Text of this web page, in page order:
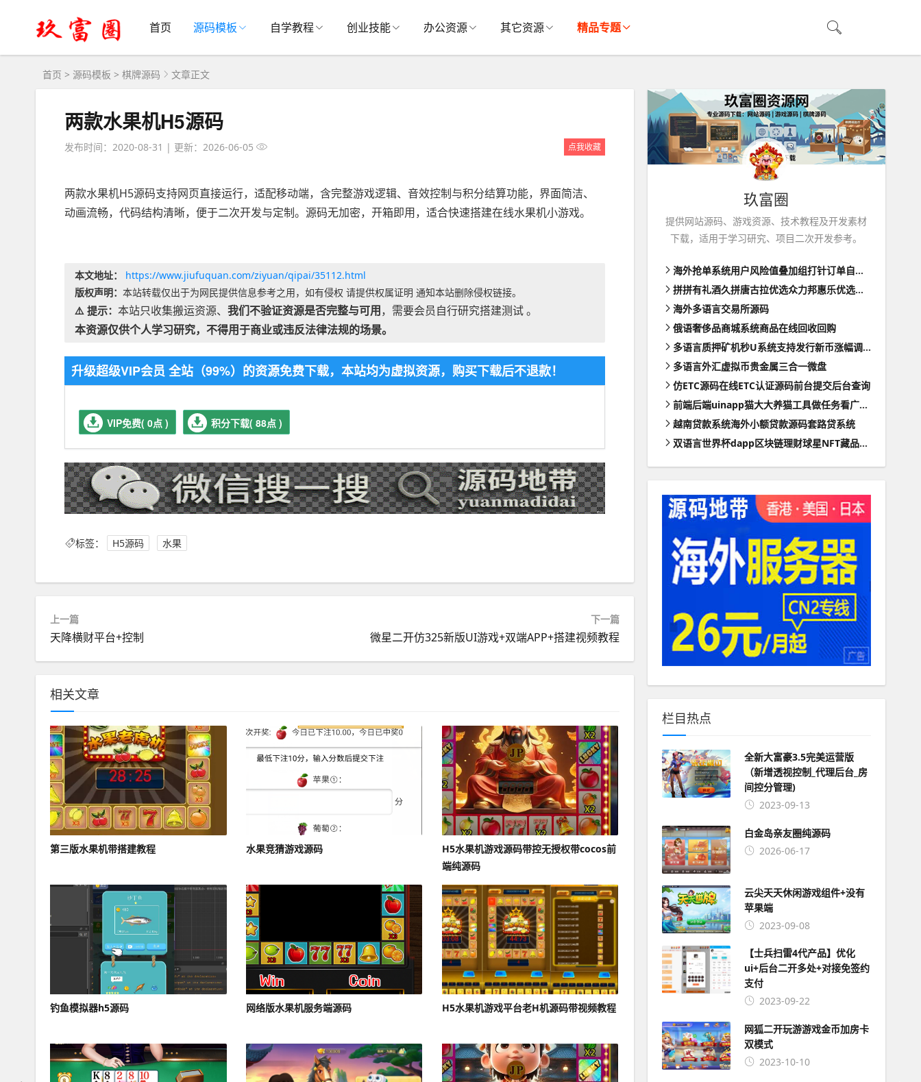
首页 源码模板 自学教程 创业技能 办公资源 其它资源 精品专题
首页 > 源码模板 > 棋牌源码 文章正文
两款水果机H5源码
发布时间：2020-08-31 | 更新：2026-06-05 点我收藏
两款水果机H5源码支持网页直接运行，适配移动端，含完整游戏逻辑、音效控制与积分结算功能，界面简洁、
动画流畅，代码结构清晰，便于二次开发与定制。源码无加密，开箱即用，适合快速搭建在线水果机小游戏。
本文地址：
https://www.jiufuquan.com/ziyuan/qipai/35112.html
版权声明： 本站转载仅出于为网民提供信息参考之用，如有侵权 请提供权属证明 通知本站删除侵权链接。
⚠️ 提示： 本站只收集搬运资源、 我们不验证资源是否完整与可用，需要会员自行研究搭建测试 。
本资源仅供个人学习研究，不得用于商业或违反法律法规的场景。
升级超级VIP会员 全站（99%）的资源免费下载，本站均为虚拟资源，购买下载后不退款！
VIP免费( 0点 ) 积分下载( 88点 )
标签： H5源码 水果
上一篇
天降横财平台+控制
下一篇
微星二开仿325新版UI游戏+双端APP+搭建视频教程
相关文章
第三版水果机带搭建教程 水果竞猜游戏源码
H5水果机游戏源码带控无授权带cocos前
端纯源码
钓鱼模拟器h5源码 网络版水果机服务端源码 H5水果机游戏平台老H机源码带视频教程
玖富圈
提供网站源码、游戏资源、技术教程及开发素材
下载，适用于学习研究、项目二次开发参考。
海外抢单系统用户风险值叠加组打针订单自动匹配系统
拼拼有礼酒久拼唐古拉优选众力邦惠乐优选养猪拼购拼团返利系统
海外多语言交易所源码
俄语奢侈品商城系统商品在线回收回购
多语言质押矿机秒U系统支持发行新币涨幅调控+代理后台
多语言外汇虚拟币贵金属三合一微盘
仿ETC源码在线ETC认证源码前台提交后台查询
前端后端uinapp猫大大养猫工具做任务看广告邀好友即可获得收益猫力合成游戏
越南贷款系统海外小额贷款源码套路贷系统
双语言世界杯dapp区块链理财球星NFT藏品投资带uinapp源码
栏目热点
全新大富豪3.5完美运营版
（新增透视控制_代理后台_房
间控分管理)
2023-09-13
白金岛亲友圈纯源码
2026-06-17
云尖天天休闲游戏组件+没有
苹果端
2023-09-08
【士兵扫雷4代产品】优化
ui+后台二开多处+对接免签约
支付
2023-09-22
网狐二开玩游游戏金币加房卡
双模式
2023-10-10